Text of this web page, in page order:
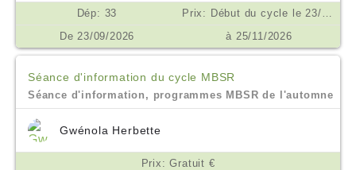
Dép: 33
Prix: Début du cycle le 23/09/2026. Prix 450€ inclusif de toutes les séances, enregistrements et supports. Prix spécial pour les inscriptions en droits à formation et pour les étudiants et demandeurs d'emploi. Possibilité de financement OPCO, AGEFICE, FIFPL €
De 23/09/2026
à 25/11/2026
Séance d'information du cycle MBSR
Séance d'information, programmes MBSR de l'automne
Gwénola Herbette
Prix: Gratuit €